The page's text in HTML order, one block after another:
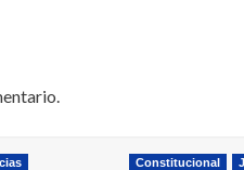
Constitucional